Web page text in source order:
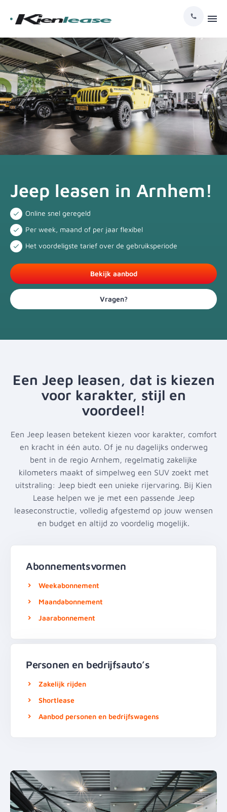
Jeep leasen in Arnhem!
Online snel geregeld
Per week, maand of per jaar flexibel
Het voordeligste tarief over de gebruiksperiode
Bekijk aanbod
Vragen?
Een Jeep leasen, dat is kiezen
voor karakter, stijl en
voordeel!
Een Jeep leasen betekent kiezen voor karakter, comfort
en kracht in één auto. Of je nu dagelijks onderweg
bent in de regio Arnhem, regelmatig zakelijke
kilometers maakt of simpelweg een SUV zoekt met
uitstraling: Jeep biedt een unieke rijervaring. Bij Kien
Lease helpen we je met een passende Jeep
leaseconstructie, volledig afgestemd op jouw wensen
en budget en altijd zo voordelig mogelijk.
Abonnementsvormen
Weekabonnement
Maandabonnement
Jaarabonnement
Personen en bedrijfsauto’s
Zakelijk rijden
Shortlease
Aanbod personen en bedrijfswagens